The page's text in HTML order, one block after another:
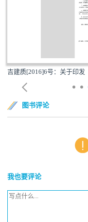
吉建质[2016]6号：关于印发
图书评论
我也要评论